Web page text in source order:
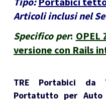
Articoli inclusi nel
Specifico per: OPEL
versione con Rails
TRE Portabici da
Portatutto per